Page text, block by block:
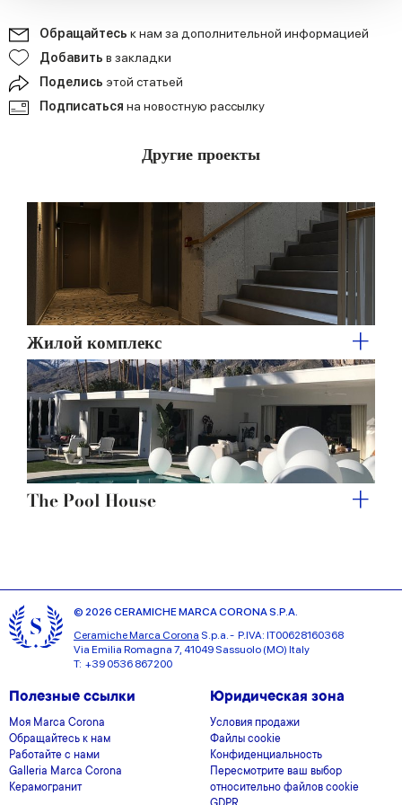
our social media, advertising and analytics partners who
may combine it with other information that you’ve
provided to them or that they’ve collected from your use
of their services.
Обращайтесь к нам за дополнительной информацией
Добавить в закладки
Поделись этой статьей
Подписаться на новостную рассылку
Другие проекты
Жилой комплекс
The Pool House
© 2026 CERAMICHE MARCA CORONA S.P.A.
Ceramiche Marca Corona S.p.a. - P.IVA: IT00628160368
Via Emilia Romagna 7, 41049 Sassuolo (MO) Italy
T: +39 0536 867200
Полезные ссылки
Моя Marca Corona
Обращайтесь к нам
Работайте с нами
Galleria Marca Corona
Керамогранит
Юридическая зона
Условия продажи
Файлы cookie
Конфиденциальность
Пересмотрите ваш выбор
относительно файлов cookie